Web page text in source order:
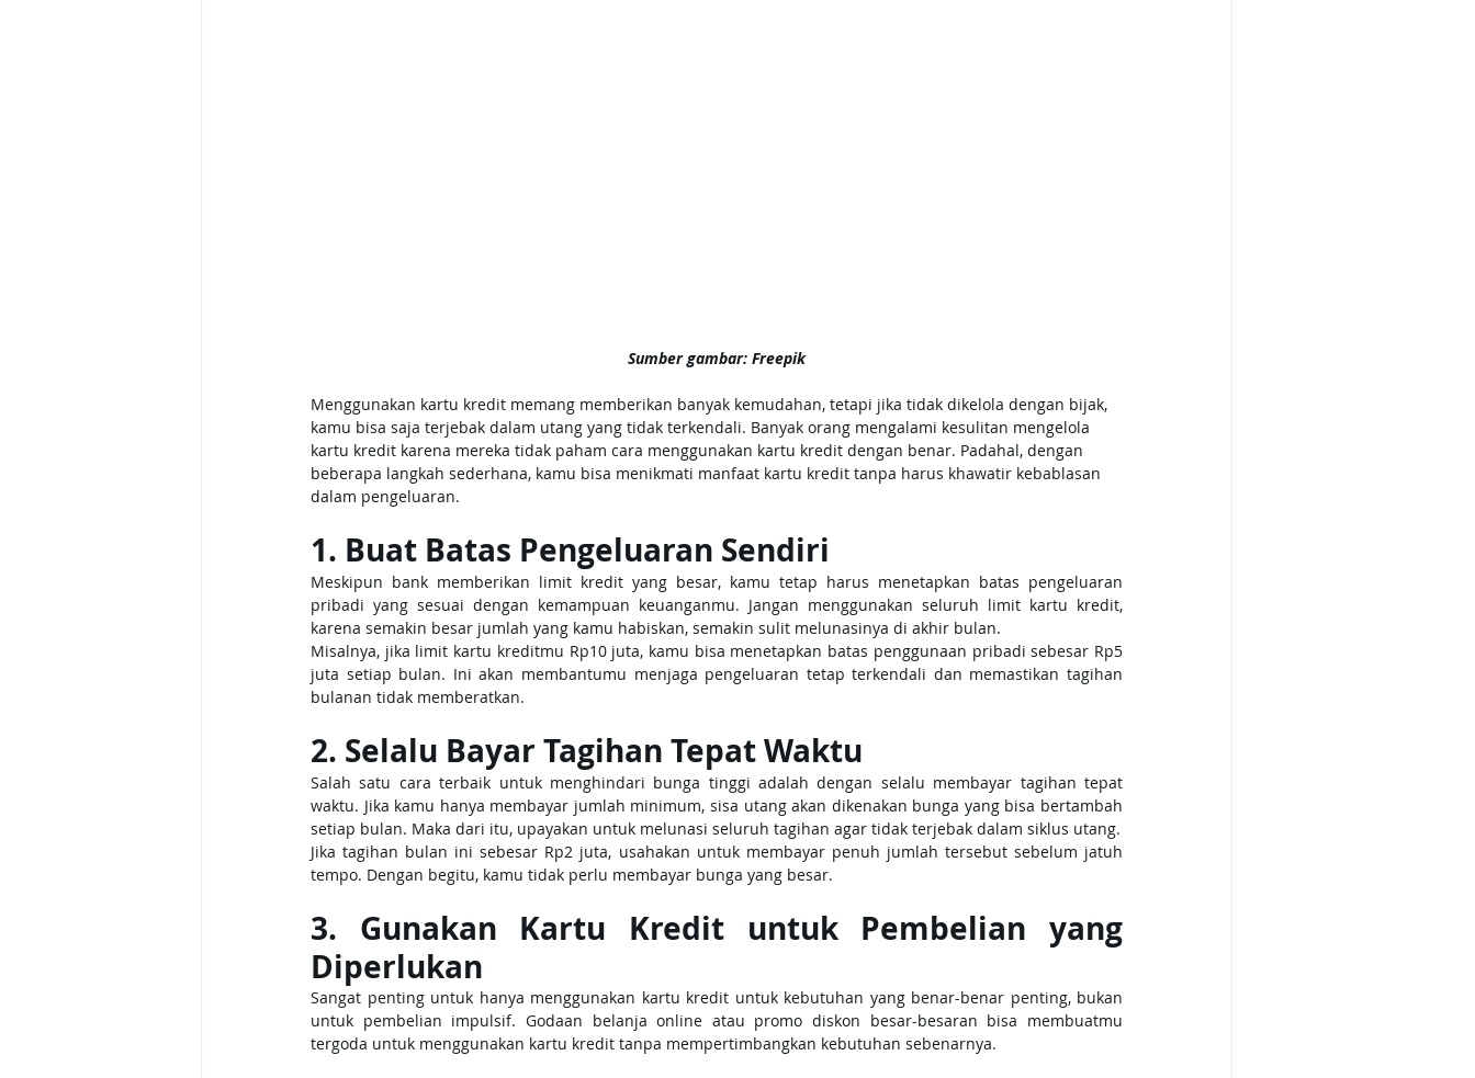
Sumber gambar: Freepik
Menggunakan kartu kredit memang memberikan banyak kemudahan, tetapi jika tidak dikelola dengan bijak,
kamu bisa saja terjebak dalam utang yang tidak terkendali. Banyak orang mengalami kesulitan mengelola
kartu kredit karena mereka tidak paham cara menggunakan kartu kredit dengan benar. Padahal, dengan
beberapa langkah sederhana, kamu bisa menikmati manfaat kartu kredit tanpa harus khawatir kebablasan
dalam pengeluaran.
1. Buat Batas Pengeluaran Sendiri
Meskipun bank memberikan limit kredit yang besar, kamu tetap harus menetapkan batas pengeluaran
pribadi yang sesuai dengan kemampuan keuanganmu. Jangan menggunakan seluruh limit kartu kredit,
karena semakin besar jumlah yang kamu habiskan, semakin sulit melunasinya di akhir bulan.
Misalnya, jika limit kartu kreditmu Rp10 juta, kamu bisa menetapkan batas penggunaan pribadi sebesar Rp5
juta setiap bulan. Ini akan membantumu menjaga pengeluaran tetap terkendali dan memastikan tagihan
bulanan tidak memberatkan.
2. Selalu Bayar Tagihan Tepat Waktu
Salah satu cara terbaik untuk menghindari bunga tinggi adalah dengan selalu membayar tagihan tepat
waktu. Jika kamu hanya membayar jumlah minimum, sisa utang akan dikenakan bunga yang bisa bertambah
setiap bulan. Maka dari itu, upayakan untuk melunasi seluruh tagihan agar tidak terjebak dalam siklus utang.
Jika tagihan bulan ini sebesar Rp2 juta, usahakan untuk membayar penuh jumlah tersebut sebelum jatuh
tempo. Dengan begitu, kamu tidak perlu membayar bunga yang besar.
3. Gunakan Kartu Kredit untuk Pembelian yang
Diperlukan
Sangat penting untuk hanya menggunakan kartu kredit untuk kebutuhan yang benar-benar penting, bukan
untuk pembelian impulsif. Godaan belanja online atau promo diskon besar-besaran bisa membuatmu
tergoda untuk menggunakan kartu kredit tanpa mempertimbangkan kebutuhan sebenarnya.